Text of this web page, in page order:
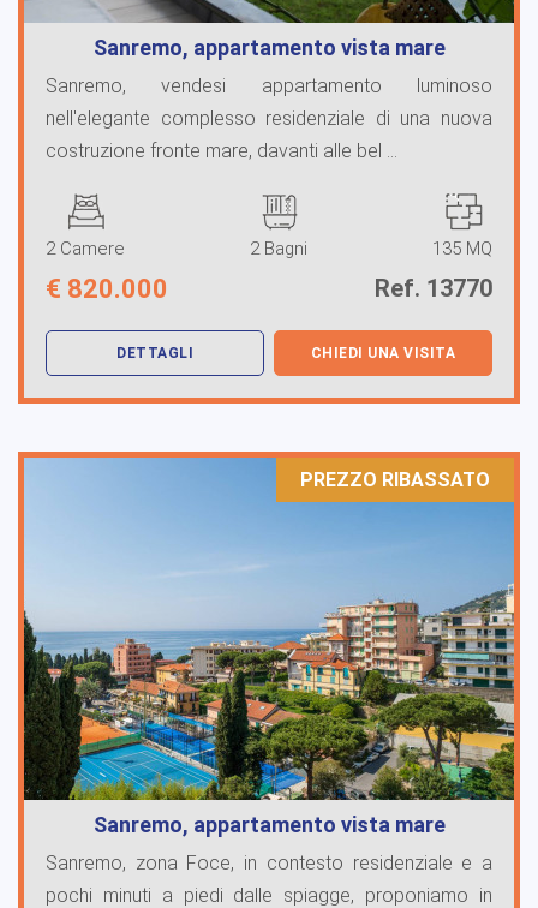
Sanremo, appartamento vista mare
Sanremo, vendesi appartamento luminoso
nell'elegante complesso residenziale di una nuova
costruzione fronte mare, davanti alle bel ...
2 Camere 2 Bagni 135 MQ
€ 820.000 Ref. 13770
DETTAGLI CHIEDI UNA VISITA
PREZZO RIBASSATO
Sanremo, appartamento vista mare
Sanremo, zona Foce, in contesto residenziale e a
pochi minuti a piedi dalle spiagge, proponiamo in